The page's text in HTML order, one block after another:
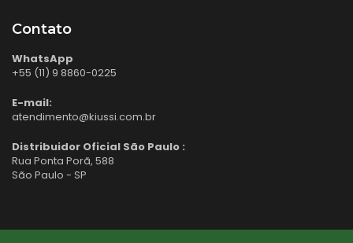
Contato
WhatsApp
+55 (11) 9 8860-0225
E-mail:
atendimento@kiussi.com.br
Distribuidor Oficial São Paulo :
Rua Ponta Porã, 588
São Paulo - SP